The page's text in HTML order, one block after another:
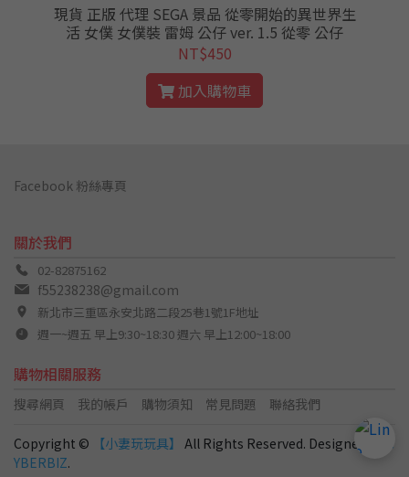
現貨 正版 代理 SEGA 景品 從零開始的異世界生
活 女僕 女僕裝 雷姆 公仔 ver. 1.5 從零 公仔
NT$450
加入購物車
關於我們
02-82875162
f55238238@gmail.com
新北市三重區永安北路二段25巷1號1F地址
週一~週五 早上9:30~18:30 週六 早上12:00~18:00
購物相關服務
搜尋網頁 我的帳戶 購物須知 常見問題 聯絡我們
Facebook 粉絲專頁
Copyright © 【小妻玩玩具】 All Rights Reserved. Designed by
C
YBERBIZ.